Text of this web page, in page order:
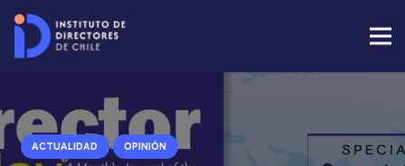
ACTUALIDAD OPINIÓN